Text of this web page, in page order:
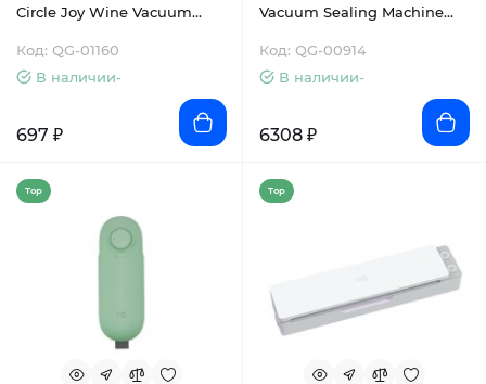
Circle Joy Wine Vacuum
Код: QG-01160
В наличии-
697 ₽
Vacuum Sealing Machine
Код: QG-00914
В наличии-
6308 ₽
Top Top